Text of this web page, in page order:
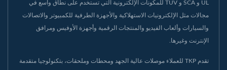
UL و SCA و TUV للمكونات الإلكترونية التي تستخدم على نطاق واسع في
مجالات مثل الإلكترونيات الاستهلاكية والأجهزة الطرفية للكمبيوتر والاتصالات
والسيارات وألعاب الفيديو والمنتجات الرقمية وأجهزة الأوفيس ومرافق
الإنترنت وغيرها.
تقدم TKP للعملاء موصلات عالية الجهد ومحطات وملحقات، بتكنولوجيا متقدمة